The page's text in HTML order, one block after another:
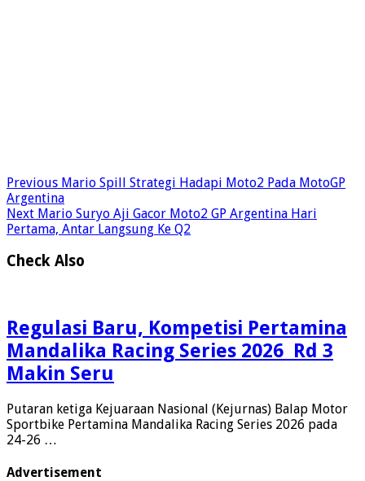
Previous Mario Spill Strategi Hadapi Moto2 Pada MotoGP
Argentina
Next Mario Suryo Aji Gacor Moto2 GP Argentina Hari
Pertama, Antar Langsung Ke Q2
Check Also
Regulasi Baru, Kompetisi Pertamina
Mandalika Racing Series 2026 Rd 3
Makin Seru
Putaran ketiga Kejuaraan Nasional (Kejurnas) Balap Motor
Sportbike Pertamina Mandalika Racing Series 2026 pada
24-26 …
Advertisement